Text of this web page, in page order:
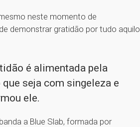
neste momento de
demonstrar gratidão por tudo aquilo
é alimentada pela
seja com singeleza e
ele.
a Blue Slab, formada por